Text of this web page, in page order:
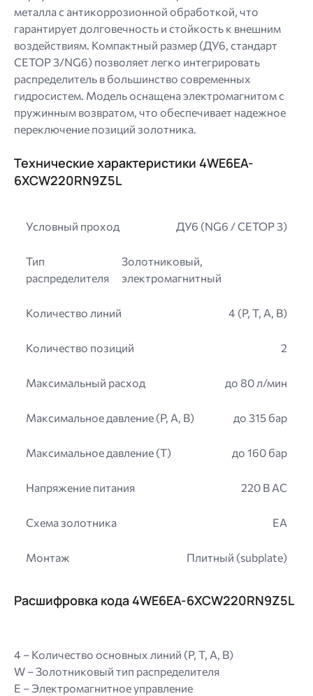
металла с антикоррозионной обработкой, что
гарантирует долговечность и стойкость к внешним
воздействиям. Компактный размер (ДУ6, стандарт
CETOP 3/NG6) позволяет легко интегрировать
распределитель в большинство современных
гидросистем. Модель оснащена электромагнитом с
пружинным возвратом, что обеспечивает надежное
переключение позиций золотника.
Технические характеристики 4WE6EA-
6XCW220RN9Z5L
Условный проход ДУ6 (NG6 / CETOP 3)
Тип
распределителя
Золотниковый,
электромагнитный
Количество линий 4 (P, T, A, B)
Количество позиций 2
Максимальный расход до 80 л/мин
Максимальное давление (P, A, B) до 315 бар
Максимальное давление (T) до 160 бар
Напряжение питания 220 В АC
Схема золотника EA
Монтаж Плитный (subplate)
Расшифровка кода 4WE6EA-6XCW220RN9Z5L
4 – Количество основных линий (P, T, A, B)
W – Золотниковый тип распределителя
E – Электромагнитное управление